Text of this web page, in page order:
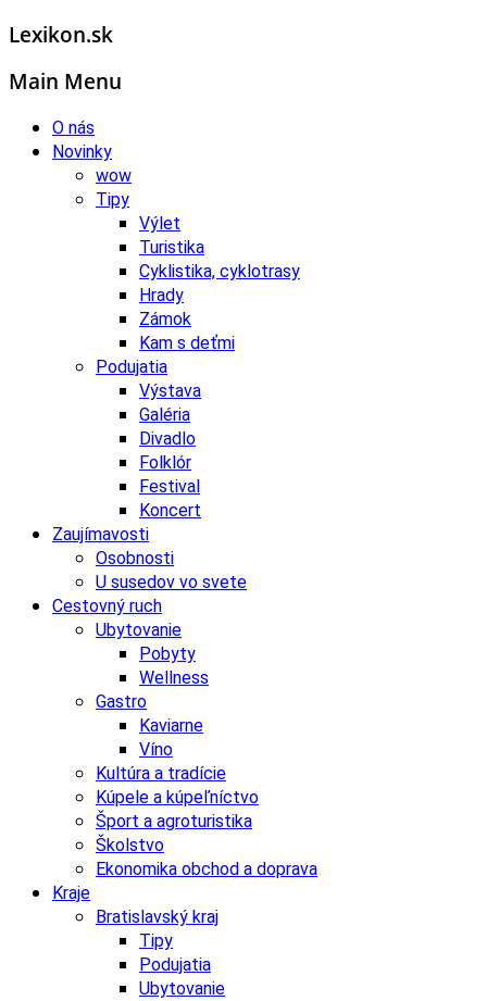
Lexikon.sk
Main Menu
O nás
Novinky
wow
Tipy
Výlet
Turistika
Cyklistika, cyklotrasy
Hrady
Zámok
Kam s deťmi
Podujatia
Výstava
Galéria
Divadlo
Folklór
Festival
Koncert
Zaujímavosti
Osobnosti
U susedov vo svete
Cestovný ruch
Ubytovanie
Pobyty
Wellness
Gastro
Kaviarne
Víno
Kultúra a tradície
Kúpele a kúpeľníctvo
Šport a agroturistika
Školstvo
Ekonomika obchod a doprava
Kraje
Bratislavský kraj
Tipy
Podujatia
Ubytovanie